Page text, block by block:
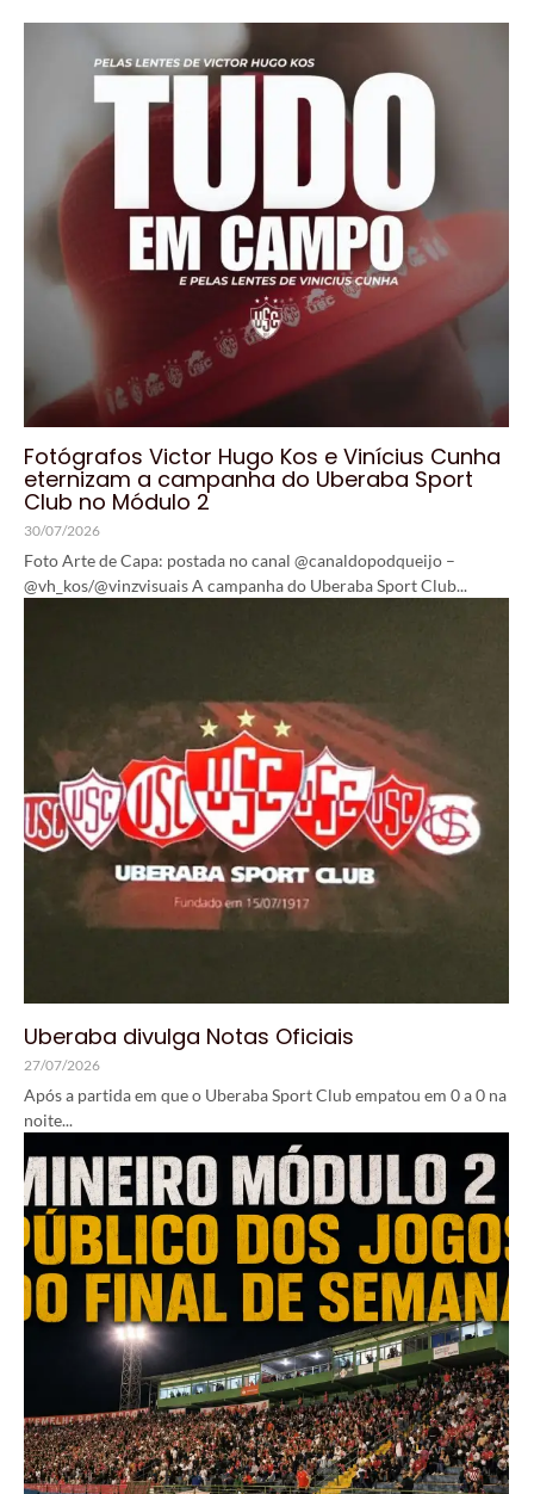
Fotógrafos Victor Hugo Kos e Vinícius Cunha
eternizam a campanha do Uberaba Sport
Club no Módulo 2
30/07/2026
Foto Arte de Capa: postada no canal @canaldopodqueijo –
@vh_kos/@vinzvisuais A campanha do Uberaba Sport Club...
Uberaba divulga Notas Oficiais
27/07/2026
Após a partida em que o Uberaba Sport Club empatou em 0 a 0 na
noite...